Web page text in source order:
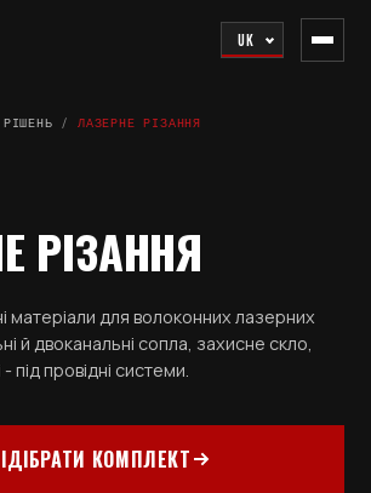
UK
/ЛАЗЕРНЕ РІЗАННЯ
РІЗАННЯ
матеріали для волоконних лазерних
й двоканальні сопла, захисне скло,
під провідні системи.
КОМПЛЕКТ